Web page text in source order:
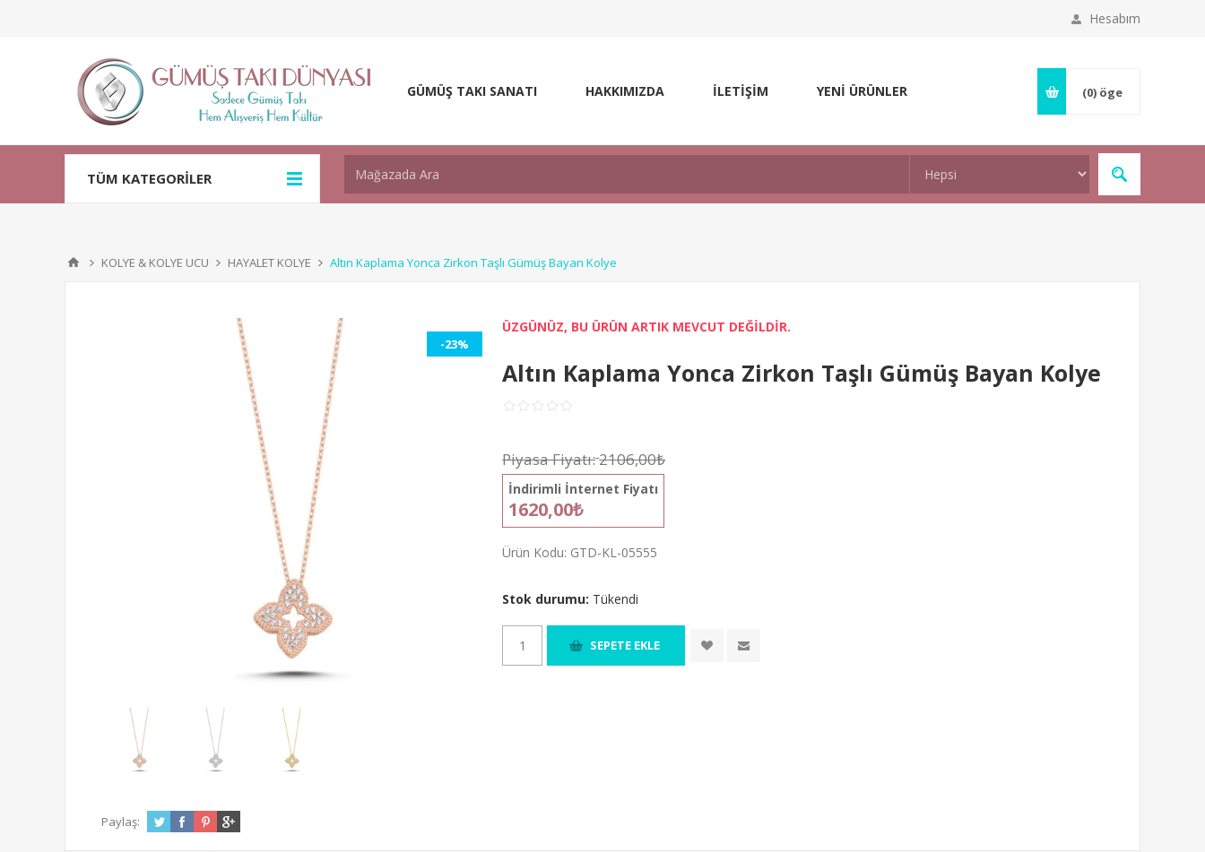
Hesabım
GÜMÜŞ TAKI SANATI HAKKIMIZDA İLETİŞİM YENİ ÜRÜNLER (0) öge
TÜM KATEGORİLER
KOLYE & KOLYE UCU HAYALET KOLYE Altın Kaplama Yonca Zirkon Taşlı Gümüş Bayan Kolye
-23%
ÜZGÜNÜZ, BU ÜRÜN ARTIK MEVCUT DEĞİLDİR.
Altın Kaplama Yonca Zirkon Taşlı Gümüş Bayan Kolye
Piyasa Fiyatı:2106,00₺
İndirimli İnternet Fiyatı
1620,00₺
Ürün Kodu: GTD-KL-05555
Stok durumu: Tükendi
Paylaş: